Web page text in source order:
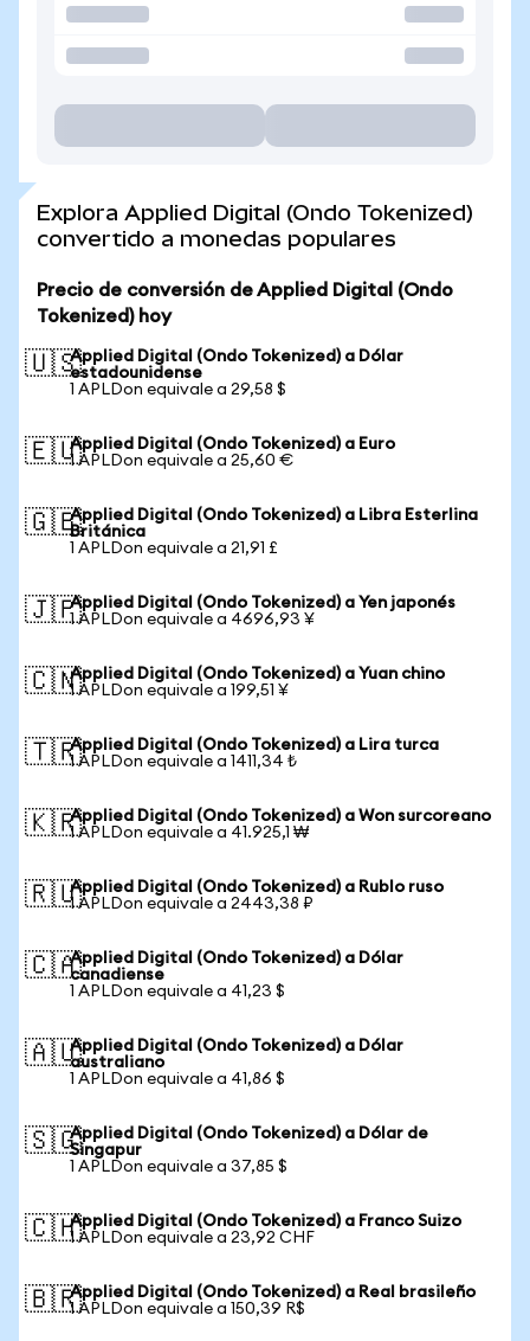
Explora Applied Digital (Ondo Tokenized)
convertido a monedas populares
Precio de conversión de Applied Digital (Ondo
Tokenized) hoy
🇺🇸Applied Digital (Ondo Tokenized) a Dólar
estadounidense
1 APLDon equivale a 29,58 $
🇪🇺Applied Digital (Ondo Tokenized) a Euro
1 APLDon equivale a 25,60 €
🇬🇧Applied Digital (Ondo Tokenized) a Libra Esterlina
Británica
1 APLDon equivale a 21,91 £
🇯🇵Applied Digital (Ondo Tokenized) a Yen japonés
1 APLDon equivale a 4696,93 ¥
🇨🇳Applied Digital (Ondo Tokenized) a Yuan chino
1 APLDon equivale a 199,51 ¥
🇹🇷Applied Digital (Ondo Tokenized) a Lira turca
1 APLDon equivale a 1411,34 ₺
🇰🇷Applied Digital (Ondo Tokenized) a Won surcoreano
1 APLDon equivale a 41.925,1 ₩
🇷🇺Applied Digital (Ondo Tokenized) a Rublo ruso
1 APLDon equivale a 2443,38 ₽
🇨🇦Applied Digital (Ondo Tokenized) a Dólar
canadiense
1 APLDon equivale a 41,23 $
🇦🇺Applied Digital (Ondo Tokenized) a Dólar
australiano
1 APLDon equivale a 41,86 $
🇸🇬Applied Digital (Ondo Tokenized) a Dólar de
Singapur
1 APLDon equivale a 37,85 $
🇨🇭Applied Digital (Ondo Tokenized) a Franco Suizo
1 APLDon equivale a 23,92 CHF
🇧🇷Applied Digital (Ondo Tokenized) a Real brasileño
1 APLDon equivale a 150,39 R$